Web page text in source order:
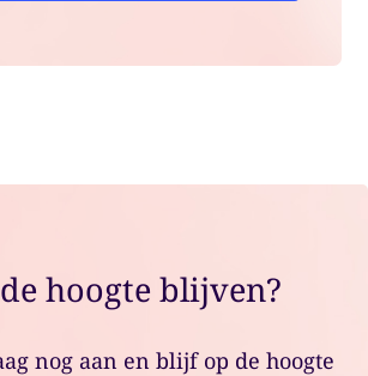
hoogte blijven?
nog aan en blijf op de hoogte